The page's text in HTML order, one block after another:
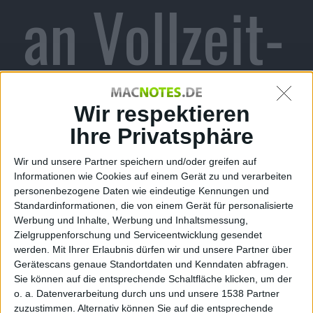
Wir respektieren
Ihre Privatsphäre
Wir und unsere Partner speichern und/oder greifen auf
Informationen wie Cookies auf einem Gerät zu und verarbeiten
personenbezogene Daten wie eindeutige Kennungen und
Standardinformationen, die von einem Gerät für personalisierte
Werbung und Inhalte, Werbung und Inhaltsmessung,
Zielgruppenforschung und Serviceentwicklung gesendet
werden. Mit Ihrer Erlaubnis dürfen wir und unsere Partner über
Gerätescans genaue Standortdaten und Kenndaten abfragen.
Sie können auf die entsprechende Schaltfläche klicken, um der
o. a. Datenverarbeitung durch uns und unsere 1538 Partner
zuzustimmen. Alternativ können Sie auf die entsprechende
an Vollzeit-
Mitarbeiter
verschenkt
Alexander Trust, den 14. September 2012